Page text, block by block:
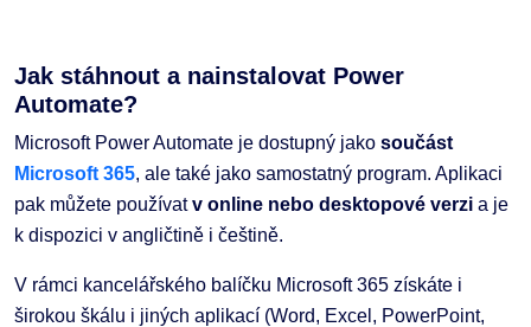
Jak stáhnout a nainstalovat Power
Automate?
Microsoft Power Automate je dostupný jako součást
Microsoft 365, ale také jako samostatný program. Aplikaci
pak můžete používatv online nebo desktopové verzi a je
k dispozici v angličtině i češtině.
V rámci kancelářského balíčku Microsoft 365 získáte i
širokou škálu i jiných aplikací (Word, Excel, PowerPoint,